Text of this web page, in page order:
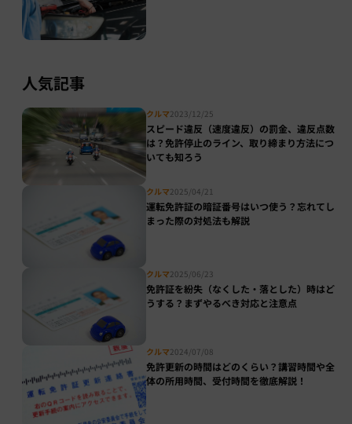
人気記事
クルマ2023/12/25
スピード違反（速度違反）の罰金、違反点数
は？免許停止のライン、取り締まり方法につ
いても知ろう
クルマ2025/04/21
運転免許証の暗証番号はいつ使う？忘れてし
まった際の対処法も解説
クルマ2025/06/23
免許証を紛失（なくした・落とした）時はど
うする？まずやるべき対応と注意点
クルマ2024/07/08
免許更新の時間はどのくらい？講習時間や全
体の所用時間、受付時間を徹底解説！